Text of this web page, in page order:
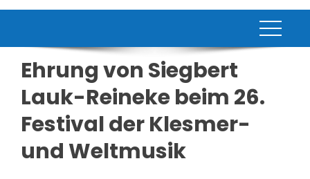
Ehrung von Siegbert
Lauk-Reineke beim 26.
Festival der Klesmer-
und Weltmusik